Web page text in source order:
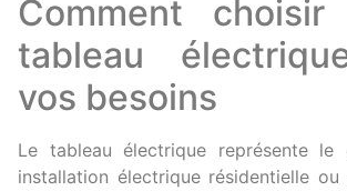
Comment
tableau
vos besoins
Le tableau électrique représente
installation électrique résidentielle ou